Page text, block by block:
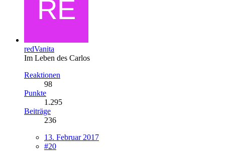
redVanita
Im Leben des Carlos
Reaktionen
98
Punkte
1.295
Beiträge
236
13. Februar 2017
#20